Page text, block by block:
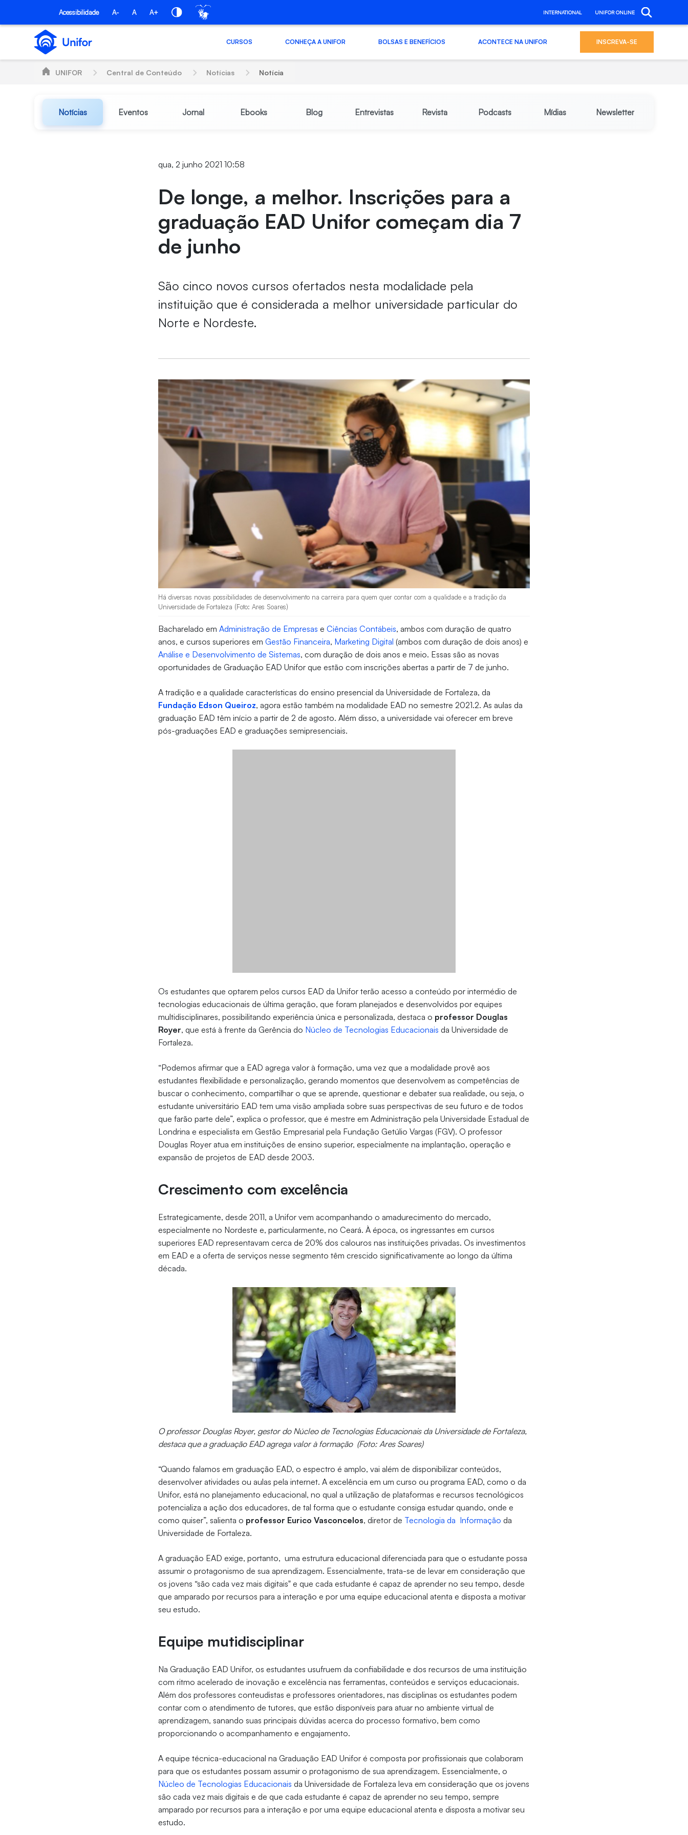
Pular para o Conteúdo principal
Acessibilidade A- A A+ INTERNATIONAL UNIFOR ONLINE
CURSOS CONHEÇA A UNIFOR BOLSAS E BENEFÍCIOS ACONTECE NA UNIFOR INSCREVA-SE
UNIFOR Central de Conteúdo Notícias Notícia
Notícias Eventos Jornal Ebooks Blog Entrevistas Revista Podcasts Mídias Newsletter
qua, 2 junho 2021 10:58
De longe, a melhor. Inscrições para a
graduação EAD Unifor começam dia 7
de junho
São cinco novos cursos ofertados nesta modalidade pela
instituição que é considerada a melhor universidade particular do
Norte e Nordeste.
Há diversas novas possibilidades de desenvolvimento na carreira para quem quer contar com a qualidade e a tradição da
Universidade de Fortaleza (Foto: Ares Soares)
Bacharelado emAdministração de Empresas eCiências Contábeis, ambos com duração de quatro
anos, e cursos superiores emGestão Financeira, Marketing Digital (ambos com duração de dois anos) e
Análise e Desenvolvimento de Sistemas, com duração de dois anos e meio. Essas são as novas
oportunidades de Graduação EAD Unifor que estão com inscrições abertas a partir de 7 de junho.
A tradição e a qualidade características do ensino presencial da Universidade de Fortaleza, da
Fundação Edson Queiroz, agora estão também na modalidade EAD no semestre 2021.2. As aulas da
graduação EAD têm início a partir de 2 de agosto. Além disso, a universidade vai oferecer em breve
pós-graduações EAD e graduações semipresenciais.
Os estudantes que optarem pelos cursos EAD da Unifor terão acesso a conteúdo por intermédio de
tecnologias educacionais de última geração, que foram planejados e desenvolvidos por equipes
multidisciplinares, possibilitando experiência única e personalizada, destaca o professor Douglas
Royer, que está à frente da Gerência do Núcleo de Tecnologias Educacionais da Universidade de
Fortaleza.
“Podemos afirmar que a EAD agrega valor à formação, uma vez que a modalidade provê aos
estudantes flexibilidade e personalização, gerando momentos que desenvolvem as competências de
buscar o conhecimento, compartilhar o que se aprende, questionar e debater sua realidade, ou seja, o
estudante universitário EAD tem uma visão ampliada sobre suas perspectivas de seu futuro e de todos
que farão parte dele”, explica o professor, que é mestre em Administração pela Universidade Estadual de
Londrina e especialista em Gestão Empresarial pela Fundação Getúlio Vargas (FGV). O professor
Douglas Royer atua em instituições de ensino superior, especialmente na implantação, operação e
expansão de projetos de EAD desde 2003.
Crescimento com excelência
Estrategicamente, desde 2011, a Unifor vem acompanhando o amadurecimento do mercado,
especialmente no Nordeste e, particularmente, no Ceará. À época, os ingressantes em cursos
superiores EAD representavam cerca de 20% dos calouros nas instituições privadas. Os investimentos
em EAD e a oferta de serviços nesse segmento têm crescido significativamente ao longo da última
década.
O professor Douglas Royer, gestor do Núcleo de Tecnologias Educacionais da Universidade de Fortaleza,
destaca que a graduação EAD agrega valor à formação (Foto: Ares Soares)
“Quando falamos em graduação EAD, o espectro é amplo, vai além de disponibilizar conteúdos,
desenvolver atividades ou aulas pela internet. A excelência em um curso ou programa EAD, como o da
Unifor, está no planejamento educacional, no qual a utilização de plataformas e recursos tecnológicos
potencializa a ação dos educadores, de tal forma que o estudante consiga estudar quando, onde e
como quiser”, salienta o professor Eurico Vasconcelos, diretor de Tecnologia da Informação da
Universidade de Fortaleza.
A graduação EAD exige, portanto, uma estrutura educacional diferenciada para que o estudante possa
assumir o protagonismo de sua aprendizagem. Essencialmente, trata-se de levar em consideração que
os jovens “são cada vez mais digitais" e que cada estudante é capaz de aprender no seu tempo, desde
que amparado por recursos para a interação e por uma equipe educacional atenta e disposta a motivar
seu estudo.
Equipe mutidisciplinar
Na Graduação EAD Unifor, os estudantes usufruem da confiabilidade e dos recursos de uma instituição
com ritmo acelerado de inovação e excelência nas ferramentas, conteúdos e serviços educacionais.
Além dos professores conteudistas e professores orientadores, nas disciplinas os estudantes podem
contar com o atendimento de tutores, que estão disponíveis para atuar no ambiente virtual de
aprendizagem, sanando suas principais dúvidas acerca do processo formativo, bem como
proporcionando o acompanhamento e engajamento.
A equipe técnica-educacional na Graduação EAD Unifor é composta por profissionais que colaboram
para que os estudantes possam assumir o protagonismo de sua aprendizagem. Essencialmente, o
Núcleo de Tecnologias Educacionais da Universidade de Fortaleza leva em consideração que os jovens
são cada vez mais digitais e de que cada estudante é capaz de aprender no seu tempo, sempre
amparado por recursos para a interação e por uma equipe educacional atenta e disposta a motivar seu
estudo.